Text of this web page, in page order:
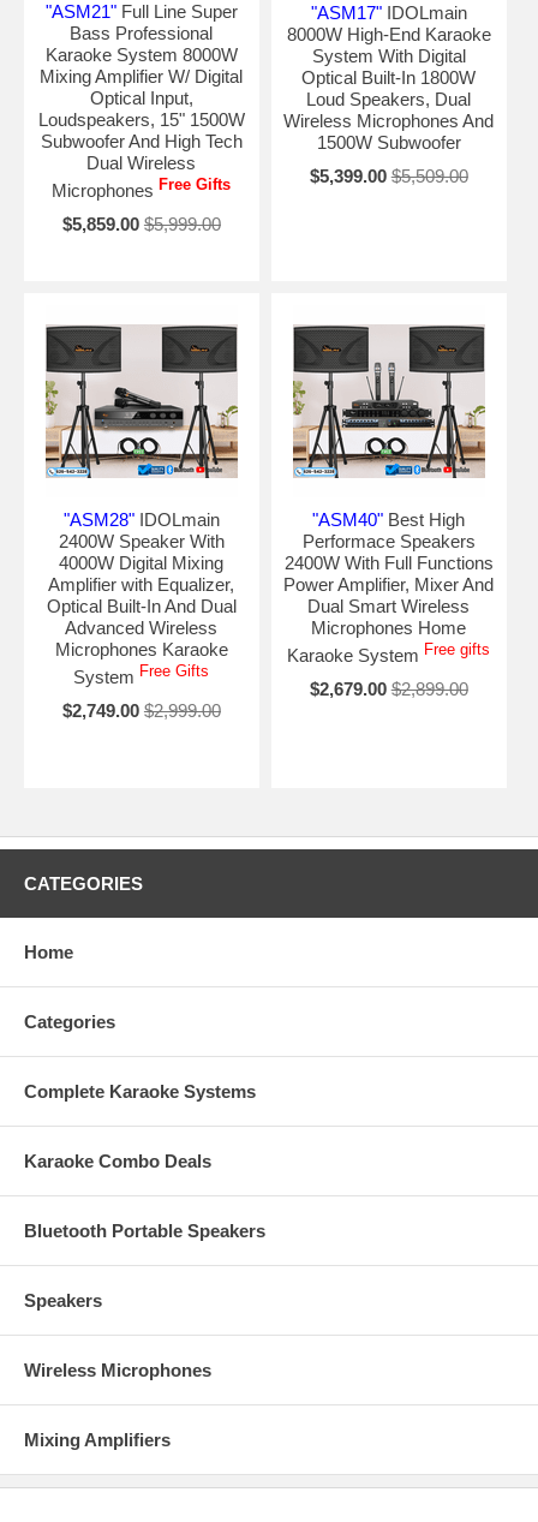
"ASM21" Full Line Super
Bass Professional
Karaoke System 8000W
Mixing Amplifier W/ Digital
Optical Input,
Loudspeakers, 15" 1500W
Subwoofer And High Tech
Dual Wireless
MicrophonesFree Gifts
$5,859.00 $5,999.00
"ASM17" IDOLmain
8000W High-End Karaoke
System With Digital
Optical Built-In 1800W
Loud Speakers, Dual
Wireless Microphones And
1500W Subwoofer
$5,399.00 $5,509.00
"ASM28"IDOLmain
2400W Speaker With
4000W Digital Mixing
Amplifier with Equalizer,
Optical Built-In And Dual
Advanced Wireless
Microphones Karaoke
System Free Gifts
$2,749.00 $2,999.00
"ASM40" Best High
Performace Speakers
2400W With Full Functions
Power Amplifier, Mixer And
Dual Smart Wireless
Microphones Home
Karaoke System Free gifts
$2,679.00 $2,899.00
CATEGORIES
Home
Categories
Complete Karaoke Systems
Karaoke Combo Deals
Bluetooth Portable Speakers
Speakers
Wireless Microphones
Mixing Amplifiers